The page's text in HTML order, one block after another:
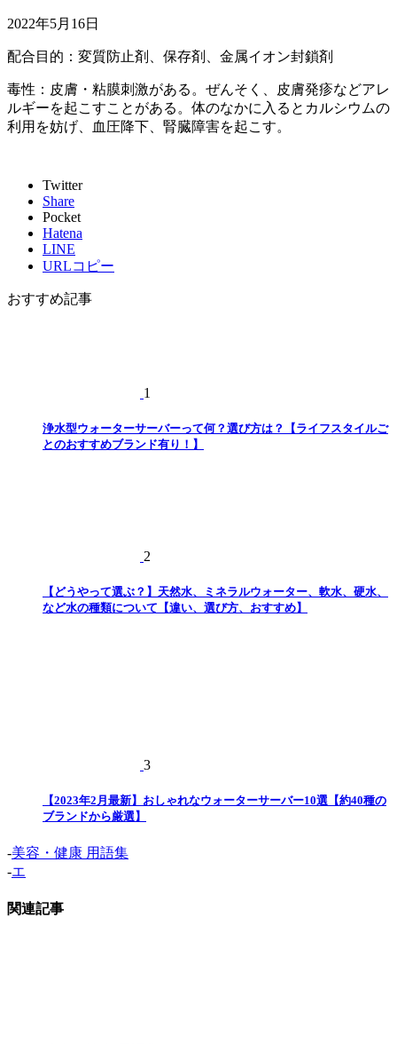
2022年5月16日
配合目的：変質防止剤、保存剤、金属イオン封鎖剤
毒性：皮膚・粘膜刺激がある。ぜんそく、皮膚発疹などアレ
ルギーを起こすことがある。体のなかに入るとカルシウムの
利用を妨げ、血圧降下、腎臓障害を起こす。
Twitter
Share
Pocket
Hatena
LINE
URLコピー
おすすめ記事
1
浄水型ウォーターサーバーって何？選び方は？【ライフスタイルご
とのおすすめブランド有り！】
2
【どうやって選ぶ？】天然水、ミネラルウォーター、軟水、硬水、
など水の種類について【違い、選び方、おすすめ】
3
【2023年2月最新】おしゃれなウォーターサーバー10選【約40種の
ブランドから厳選】
-美容・健康 用語集
-エ
関連記事